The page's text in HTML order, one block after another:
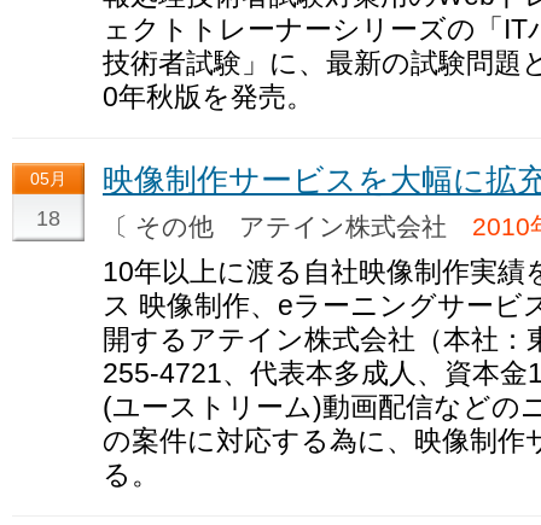
ェクトトレーナーシリーズの「
技術者試験」に、最新の試験問題
0年秋版を発売。
05月
18
映像制作サービスを大幅に拡
〔 その他 アテイン株式会社 2010
10年以上に渡る自社映像制作実
ス 映像制作、eラーニングサービ
開するアテイン株式会社（本社：
255-4721、代表本多成人、資本
(ユーストリーム)動画配信などの
の案件に対応する為に、映像制作
る。